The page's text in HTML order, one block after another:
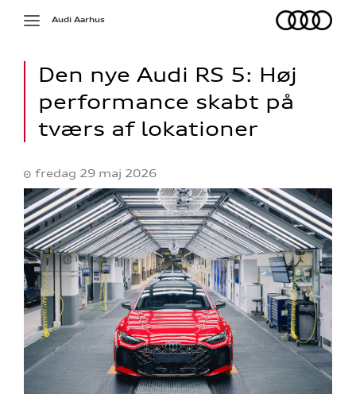
Toggle
Audi
Audi Aarhus
Den nye Audi RS 5: Høj
performance skabt på
tværs af lokationer
fredag 29 maj 2026